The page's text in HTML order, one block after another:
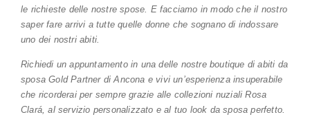
le richieste delle nostre spose. E facciamo in modo che il nostro
saper fare arrivi a tutte quelle donne che sognano di indossare
uno dei nostri abiti.
Richiedi un appuntamento in una delle nostre boutique di abiti da
sposa Gold Partner di Ancona e vivi un’esperienza insuperabile
che ricorderai per sempre grazie alle collezioni nuziali Rosa
Clará, al servizio personalizzato e al tuo look da sposa perfetto.